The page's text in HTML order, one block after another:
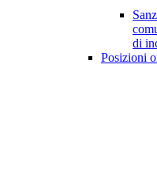
di
Posizioni